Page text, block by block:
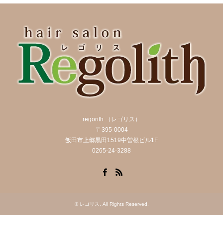
regorith （レゴリス）
〒395-0004
飯田市上郷黒田1519中曽根ビル1F
0265-24-3288
© レゴリス . All Rights Reserved.